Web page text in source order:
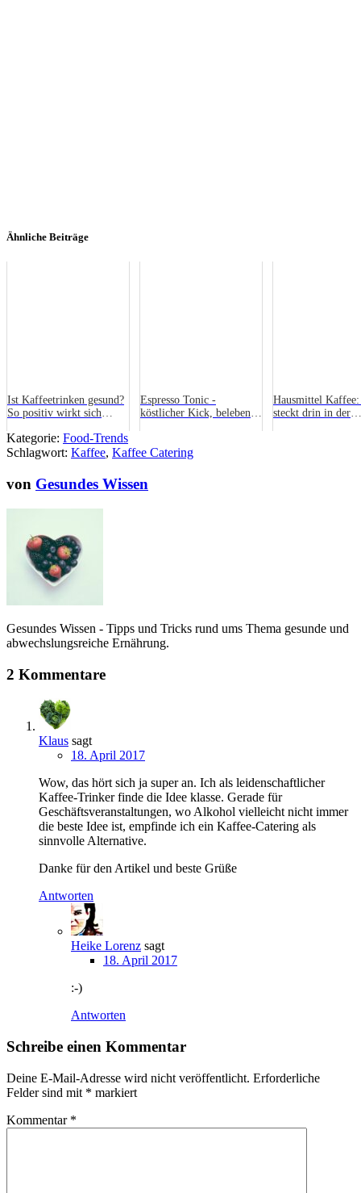
Ähnliche Beiträge
Ist Kaffeetrinken gesund?
So positiv wirkt sich
aus
Espresso Tonic -
köstlicher Kick, belebende
Hausmittel Kaffee:
steckt drin in der
Kategorie: Food-Trends
Schlagwort: Kaffee, Kaffee Catering
von Gesundes Wissen
Gesundes Wissen - Tipps und Tricks rund ums Thema gesunde und
abwechslungsreiche Ernährung.
2 Kommentare
Klaus sagt
18. April 2017
Wow, das hört sich ja super an. Ich als leidenschaftlicher
Kaffee-Trinker finde die Idee klasse. Gerade für
Geschäftsveranstaltungen, wo Alkohol vielleicht nicht immer
die beste Idee ist, empfinde ich ein Kaffee-Catering als
sinnvolle Alternative.
Danke für den Artikel und beste Grüße
Antworten
Heike Lorenz sagt
18. April 2017
:-)
Antworten
Schreibe einen Kommentar
Deine E-Mail-Adresse wird nicht veröffentlicht. Erforderliche
Felder sind mit * markiert
Kommentar *